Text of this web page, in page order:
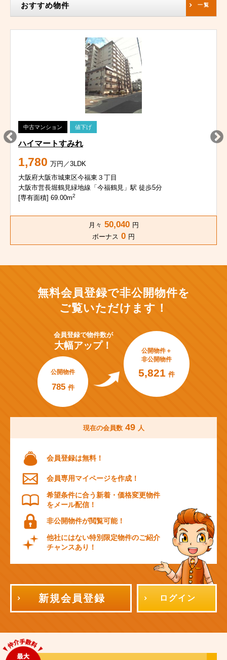
おすすめ物件 一覧
中古マンション 値下げ
ハイマートすみれ
1,780 万円／3LDK
大阪府大阪市城東区今福東３丁目
大阪市営長堀鶴見緑地線「今福鶴見」駅 徒歩5分
[専有面積] 69.00m2
月々 50,040 円
ボーナス 0 円
無料会員登録で非公開物件を
ご覧いただけます！
会員登録で物件数が
大幅アップ！
公開物件
785 件
公開物件＋
非公開物件
5,821 件
現在の会員数 49 人
会員登録は無料！
会員専用マイページを作成！
希望条件に合う新着・価格変更物件
をメール配信！
非公開物件が閲覧可能！
他社にはない特別限定物件のご紹介
チャンスあり！
新規会員登録 ログイン